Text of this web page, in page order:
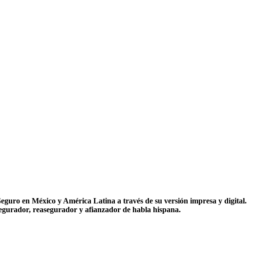
en México y América Latina a través de su versión impresa y digital.
reasegurador y afianzador de habla hispana.